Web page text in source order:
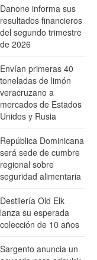
Danone informa sus
resultados financieros
del segundo trimestre
de 2026
Envían primeras 40
toneladas de limón
veracruzano a
mercados de Estados
Unidos y Rusia
República Dominicana
será sede de cumbre
regional sobre
seguridad alimentaria
Destilería Old Elk
lanza su esperada
colección de 10 años
Sargento anuncia un